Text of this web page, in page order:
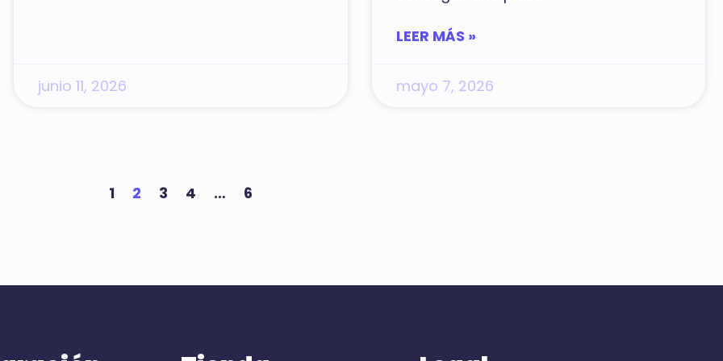
junio 11, 2026
LEER MÁS »
mayo 7, 2026
1 2 3 4 … 6